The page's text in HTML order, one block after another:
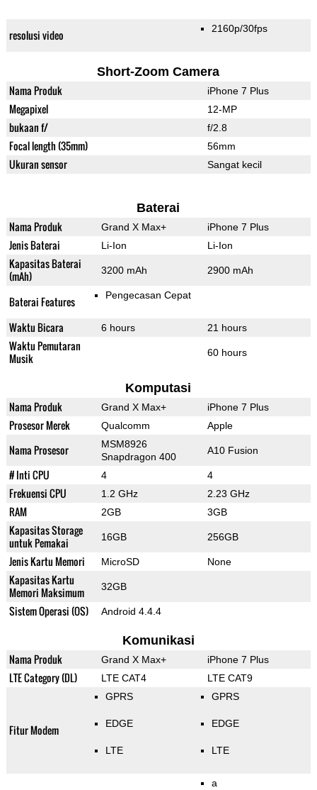
resolusi video 2160p/30fps
Short-Zoom Camera
Nama Produk iPhone 7 Plus
Megapixel 12-MP
bukaan f/ f/2.8
Focal length (35mm) 56mm
Ukuran sensor Sangat kecil
Baterai
Nama Produk Grand X Max+ iPhone 7 Plus
Jenis Baterai Li-Ion Li-Ion
Kapasitas Baterai
(mAh)
3200 mAh 2900 mAh
Baterai Features Pengecasan Cepat
Waktu Bicara 6 hours 21 hours
Waktu Pemutaran
Musik
60 hours
Komputasi
Nama Produk Grand X Max+ iPhone 7 Plus
Prosesor Merek Qualcomm Apple
Nama Prosesor
MSM8926
Snapdragon 400
A10 Fusion
# Inti CPU 4 4
Frekuensi CPU 1.2 GHz 2.23 GHz
RAM 2GB 3GB
Kapasitas Storage
untuk Pemakai
16GB 256GB
Jenis Kartu Memori MicroSD None
Kapasitas Kartu
Memori Maksimum
32GB
Sistem Operasi (OS) Android 4.4.4
Komunikasi
Nama Produk Grand X Max+ iPhone 7 Plus
LTE Category (DL) LTE CAT4 LTE CAT9
Fitur Modem
GPRS
EDGE
LTE
GPRS
EDGE
LTE
a